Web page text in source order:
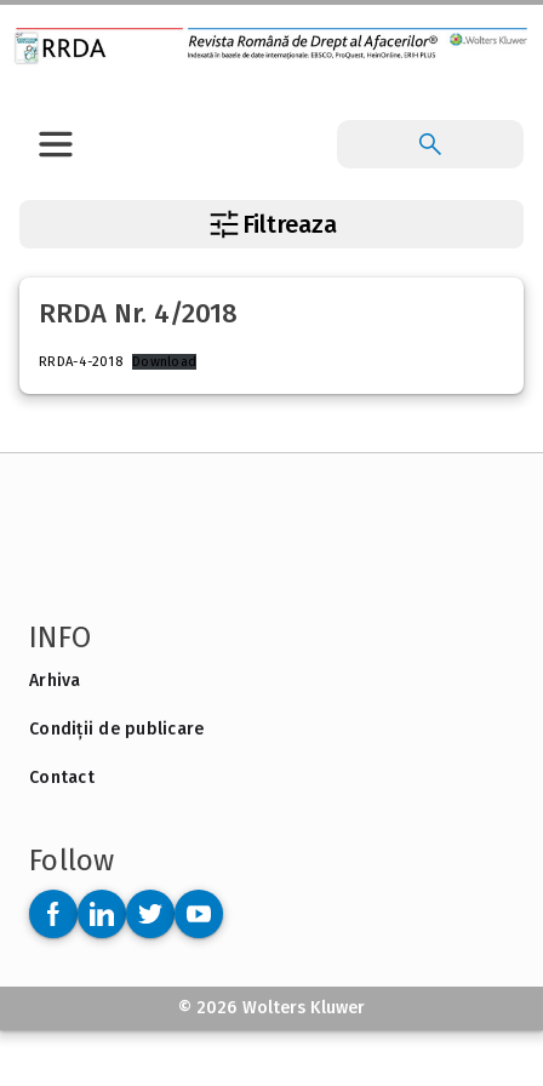
Filtreaza
RRDA Nr. 4/2018
RRDA-4-2018 Download
INFO
Arhiva
Condiții de publicare
Contact
Follow
© 2026 Wolters Kluwer